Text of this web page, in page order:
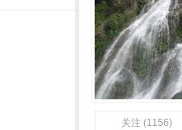
关注 (1156)